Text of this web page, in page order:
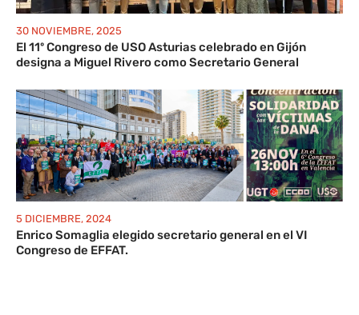
30 NOVIEMBRE, 2025
El 11º Congreso de USO Asturias celebrado en Gijón
designa a Miguel Rivero como Secretario General
5 DICIEMBRE, 2024
Enrico Somaglia elegido secretario general en el VI
Congreso de EFFAT.